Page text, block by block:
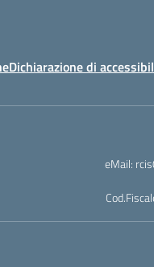
Dichiarazione di
eMail: